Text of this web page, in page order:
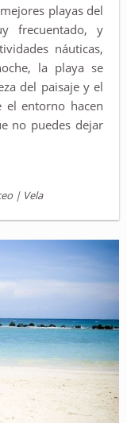
playas del
frecuentado, y
náuticas,
la playa se
del paisaje y el
el entorno hacen
no puedes dejar
| Vela